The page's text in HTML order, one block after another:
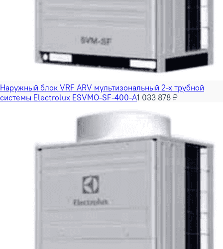
Наружный блок VRF ARV мультизональный 2-х трубной
системы Electrolux ESVMO-SF-400-A1 033 878 ₽